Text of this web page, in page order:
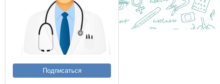
Подписаться